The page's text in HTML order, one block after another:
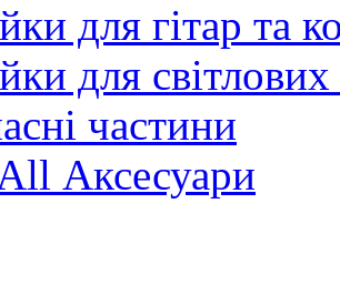
для гітар та
для
частини
Аксесуари